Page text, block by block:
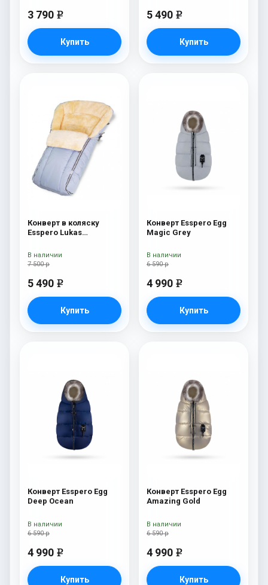
3 790 e
Купить
5 490 e
Купить
Конверт в коляску
Esspero Lukas
шерсть) Blue Mountain
7 500 р
5 490 e
Купить
В наличии
Конверт Esspero Egg
Magic Grey
6 590 р
4 990 e
Купить
В наличии
Конверт Esspero Egg
Deep Ocean
6 590 р
4 990 e
Купить
В наличии
Конверт Esspero Egg
Amazing Gold
6 590 р
4 990 e
Купить
В наличии